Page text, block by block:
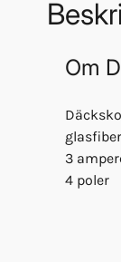
Om
3
4 poler